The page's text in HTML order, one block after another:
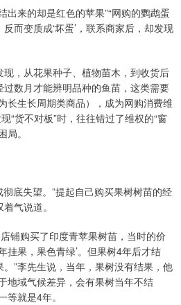
出来的却是红色的苹果”“网购的鹦鹉蛋
而变质成‘坏蛋’，联系商家后，却发现
现，从花果种子、植物苗木，到收货后
数月才能辨明品种的鱼苗，这类需要
长生长周期类商品），成为网购消费维
“货不对板”时，往往错过了维权的“窗
。
底失望。”提起自己购买果树树苗的经
气说道。
铺购买了印度青苹果树苗，当时的价
挂果，果色青绿’。但果树4年后才结
”李先生说，当年，果树没有结果，他
地域气候差异，会有果树当年不结
等就是4年。